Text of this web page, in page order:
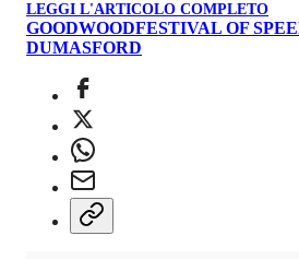
LEGGI L'ARTICOLO COMPLETO
GOODWOODFESTIVAL OF
DUMASFORD